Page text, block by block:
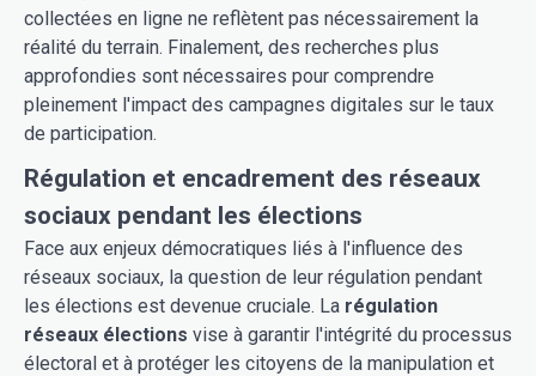
collectées en ligne ne reflètent pas nécessairement la
réalité du terrain. Finalement, des recherches plus
approfondies sont nécessaires pour comprendre
pleinement l'impact des campagnes digitales sur le taux
de participation.
Régulation et encadrement des réseaux
sociaux pendant les élections
Face aux enjeux démocratiques liés à l'influence des
réseaux sociaux, la question de leur régulation pendant
les élections est devenue cruciale. La régulation
réseaux élections vise à garantir l'intégrité du processus
électoral et à protéger les citoyens de la manipulation et